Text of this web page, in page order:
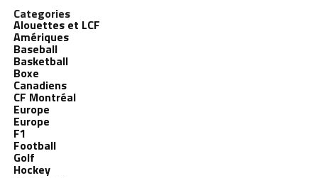
Categories
Alouettes et LCF
Amériques
Baseball
Basketball
Boxe
Canadiens
CF Montréal
Europe
Europe
F1
Football
Golf
Hockey